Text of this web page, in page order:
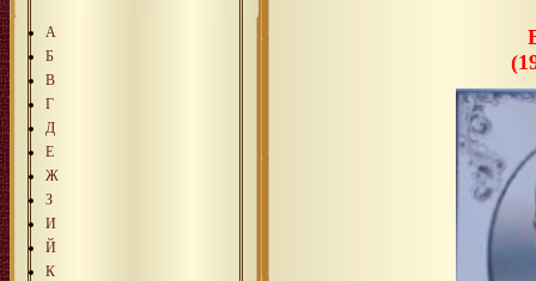
А
Б
В
Г
Д
Е
Ж
З
И
Й
К